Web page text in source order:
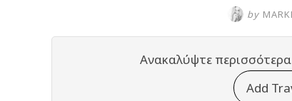
by
Ανακαλύψτε
Add